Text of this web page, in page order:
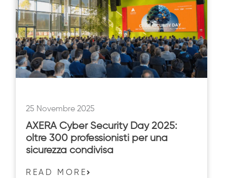
25 Novembre 2025
AXERA Cyber Security Day 2025:
oltre 300 professionisti per una
sicurezza condivisa
READ MORE